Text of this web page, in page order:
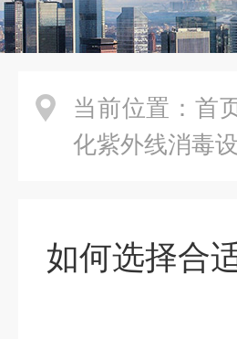
当前位置： 首
化紫外线消毒
如何选择合